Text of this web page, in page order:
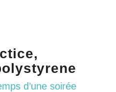
d’une soirée